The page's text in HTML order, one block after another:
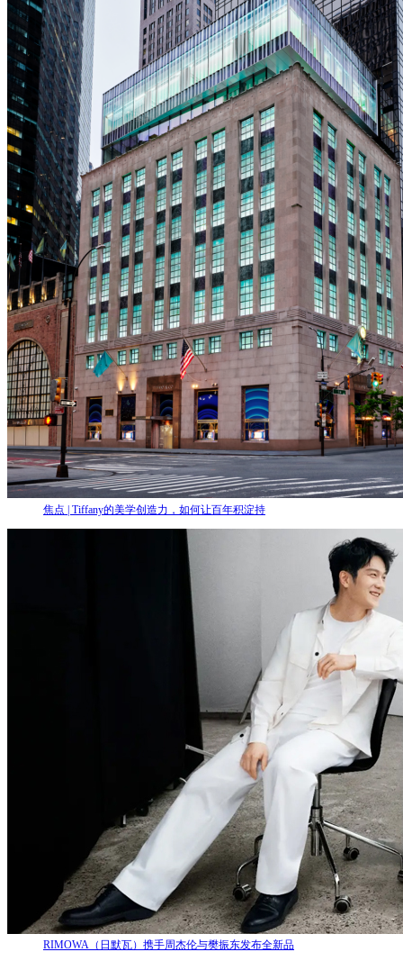
焦点 | Tiffany的美学创造力，如何让百年积淀持
RIMOWA（日默瓦）携手周杰伦与樊振东发布全新品